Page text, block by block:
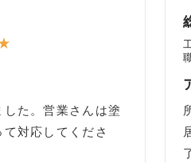
た。営業さんは塗
対応してくださ